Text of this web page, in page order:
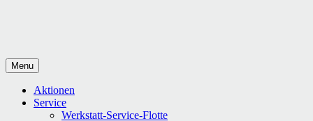
Menu
Aktionen
Service
Werkstatt-Service-Flotte